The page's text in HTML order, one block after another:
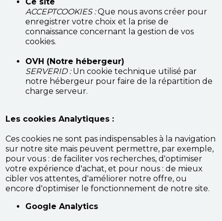
ACCEPTCOOKIES :Que nous avons créer pour
enregistrer votre choix et la prise de
connaissance concernant la gestion de vos
cookies.
OVH (Notre hébergeur)
SERVERID :Un cookie technique utilisé par
notre hébergeur pour faire de la répartition de
charge serveur.
Les cookies Analytiques :
Ces cookies ne sont pas indispensables à la navigation
sur notre site mais peuvent permettre, par exemple,
pour vous : de faciliter vos recherches, d'optimiser
votre expérience d'achat, et pour nous : de mieux
cibler vos attentes, d'améliorer notre offre, ou
encore d'optimiser le fonctionnement de notre site.
Google Analytics